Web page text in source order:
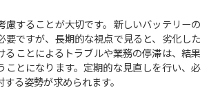
慮することが大切です。新しいバッテリーの
要ですが、長期的な視点で見ると、劣化した
ることによるトラブルや業務の停滞は、結果
ことになります。定期的な見直しを行い、必
る姿勢が求められます。